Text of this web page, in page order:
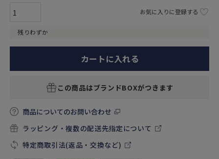
残りわずか
お気に入りに登録する
カートに入れる
この商品はブランドBOXがつきます
商品についてのお問い合わせ
ラッピング・複数の配送先指定について
特定商取引法(返品・交換など)